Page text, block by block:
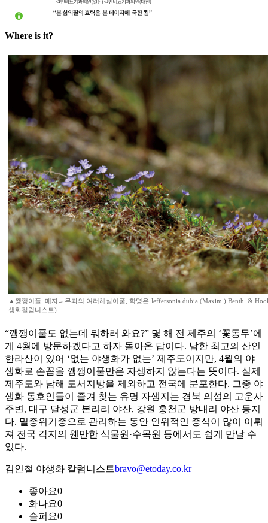
Where is it?
▲깽깽이풀, 매자나무과의 여러해살이풀, 학명은 Jeffersonia dubia (Maxim.) Benth. &
생화칼럼니스트)
“깽깽이풀도 없는데 뭐하러 와요?” 몇 해 전 제주의 ‘꽃동무’에
게 4월에 방문하겠다고 하자 돌아온 답이다. 남한 최고의 산인
한라산이 있어 ‘없는 야생화가 없는’ 제주도이지만, 4월의 야
생화로 손꼽을 깽깽이풀만은 자생하지 않는다는 뜻이다. 실제
제주도와 남해 도서지방을 제외하고 전국에 분포한다. 그중 야
생화 동호인들이 즐겨 찾는 유명 자생지는 경북 의성의 고운사
주변, 대구 달성군 본리리 야산, 강원 홍천군 방내리 야산 등지
다. 멸종위기종으로 관리하는 동안 인위적인 증식이 많이 이뤄
져 전국 각지의 웬만한 식물원·수목원 등에서도 쉽게 만날 수
있다.
김인철 야생화 칼럼니스트bravo@etoday.co.kr
좋아요0
화나요0
슬퍼요0